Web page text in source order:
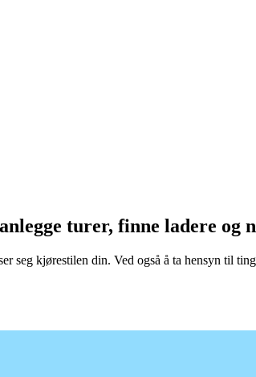
turer, finne ladere og
seg kjørestilen din. Ved også å ta hensyn til